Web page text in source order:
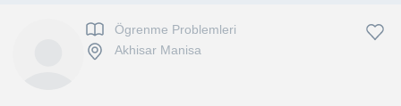
Ögrenme Problemleri
Akhisar Manisa